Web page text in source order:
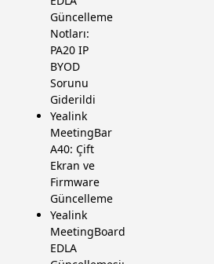
Güncelleme
Notları:
PA20 IP
BYOD
Sorunu
Giderildi
Yealink
MeetingBar
A40: Çift
Ekran ve
Firmware
Güncelleme
Yealink
MeetingBoard
EDLA